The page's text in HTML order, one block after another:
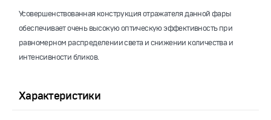
Усовершенствованная конструкция отражателя данной фары
обеспечивает очень высокую оптическую эффективность при
равномерном распределении света и снижении количества и
интенсивности бликов.
Характеристики